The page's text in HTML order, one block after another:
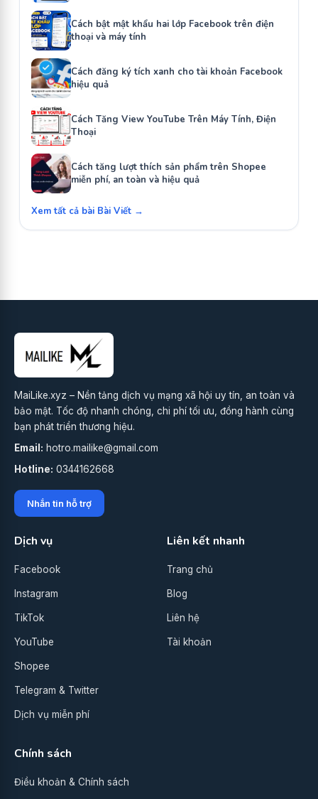
Cách bật mật khẩu hai lớp Facebook trên điện
thoại và máy tính
Cách đăng ký tích xanh cho tài khoản Facebook
hiệu quả
Cách Tăng View YouTube Trên Máy Tính, Điện
Thoại
Cách tăng lượt thích sản phẩm trên Shopee
miễn phí, an toàn và hiệu quả
Xem tất cả bài Bài Viết →
MaiLike.xyz – Nền tảng dịch vụ mạng xã hội uy tín, an toàn và
bảo mật. Tốc độ nhanh chóng, chi phí tối ưu, đồng hành cùng
bạn phát triển thương hiệu.
Email: hotro.mailike@gmail.com
Hotline: 0344162668
Nhắn tin hỗ trợ
Dịch vụ
Facebook
Instagram
TikTok
YouTube
Shopee
Telegram & Twitter
Dịch vụ miễn phí
Liên kết nhanh
Trang chủ
Blog
Liên hệ
Tài khoản
Chính sách
Điều khoản & Chính sách